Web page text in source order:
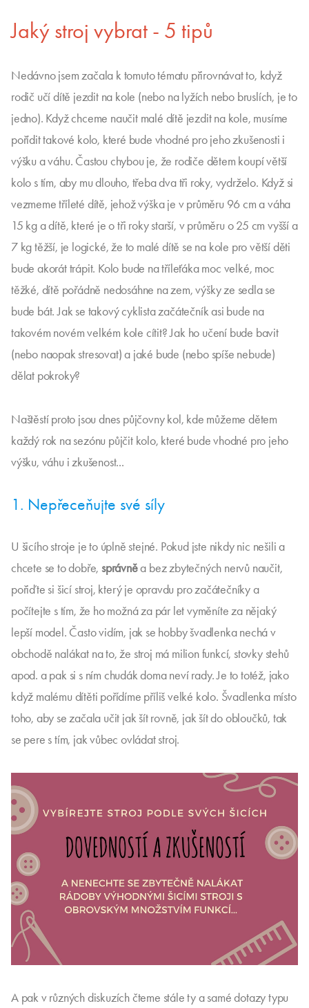
Jaký stroj vybrat - 5 tipů
Nedávno jsem začala k tomuto tématu přirovnávat to, když
rodič učí dítě jezdit na kole (nebo na lyžích nebo bruslích, je to
jedno). Když chceme naučit malé dítě jezdit na kole, musíme
pořídit takové kolo, které bude vhodné pro jeho zkušenosti i
výšku a váhu. Častou chybou je, že rodiče dětem koupí větší
kolo s tím, aby mu dlouho, třeba dva tři roky, vydrželo. Když si
vezmeme tříleté dítě, jehož výška je v průměru 96 cm a váha
15 kg a dítě, které je o tři roky starší, v průměru o 25 cm vyšší a
7 kg těžší, je logické, že to malé dítě se na kole pro větší děti
bude akorát trápit. Kolo bude na tříleťáka moc velké, moc
těžké, dítě pořádně nedosáhne na zem, výšky ze sedla se
bude bát. Jak se takový cyklista začátečník asi bude na
takovém novém velkém kole cítit? Jak ho učení bude bavit
(nebo naopak stresovat) a jaké bude (nebo spíše nebude)
dělat pokroky?
Naštěstí proto jsou dnes půjčovny kol, kde můžeme dětem
každý rok na sezónu půjčit kolo, které bude vhodné pro jeho
výšku, váhu i zkušenost...
1. Nepřeceňujte své síly
U šicího stroje je to úplně stejné. Pokud jste nikdy nic nešili a
chcete se to dobře, správněa bez zbytečných nervů naučit,
pořiďte si šicí stroj, který je opravdu pro začátečníky a
počítejte s tím, že ho možná za pár let vyměníte za nějaký
lepší model. Často vidím, jak se hobby švadlenka nechá v
obchodě nalákat na to, že stroj má milion funkcí, stovky stehů
apod. a pak si s ním chudák doma neví rady. Je to totéž, jako
když malému dítěti pořídíme příliš velké kolo. Švadlenka místo
toho, aby se začala učit jak šít rovně, jak šít do obloučků, tak
se pere s tím, jak vůbec ovládat stroj.
A pak v různých diskuzích čteme stále ty a samé dotazy typu